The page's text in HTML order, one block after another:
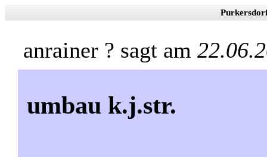
anrainer ? sagt am
umbau k.j.str.